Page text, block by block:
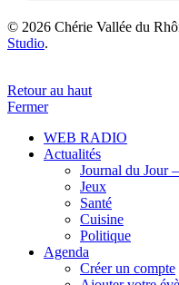
© 2026 Chérie Vallée du
Studio.
Retour au haut
Fermer
WEB RADIO
Actualités
Journal du Jour
Jeux
Santé
Cuisine
Politique
Agenda
Créer un compte